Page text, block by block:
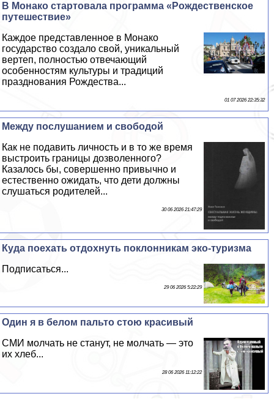
В Монако стартовала программа «Рождественское
путешествие»
Каждое представленное в Монако
государство создало свой, уникальный
вертеп, полностью отвечающий
особенностям культуры и традиций
празднования Рождества...
01 07 2026 22:35:32
Между послушанием и свободой
Как не подавить личность и в то же время
выстроить границы дозволенного?
Казалось бы, совершенно привычно и
естественно ожидать, что дети должны
слушаться родителей...
30 06 2026 21:47:29
Куда поехать отдохнуть поклонникам эко-туризма
Подписаться...
29 06 2026 5:22:29
Один я в белом пальто стою красивый
СМИ молчать не станут, не молчать — это
их хлеб...
28 06 2026 11:12:22